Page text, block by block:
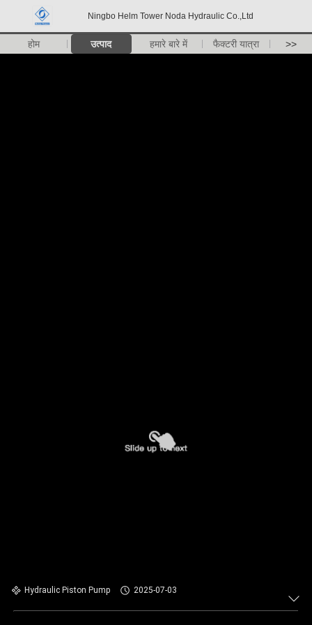
Ningbo Helm Tower Noda Hydraulic Co.,Ltd
होम उत्पाद हमारे बारे में फैक्टरी यात्रा >>
Hydraulic Piston Pump 2025-07-03